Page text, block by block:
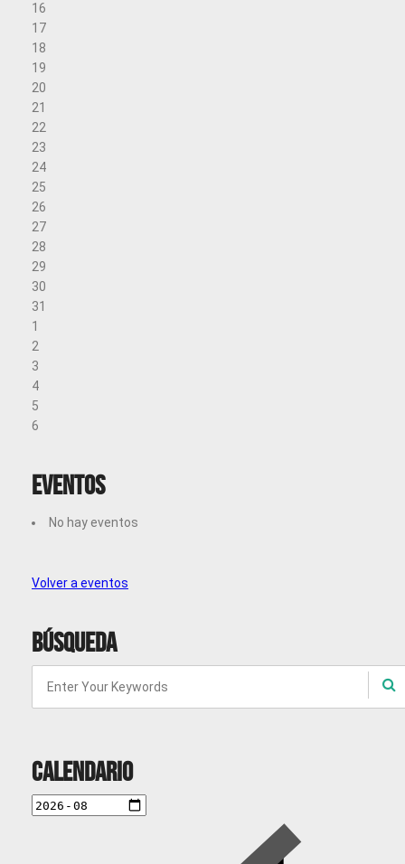
16
17
18
19
20
21
22
23
24
25
26
27
28
29
30
31
1
2
3
4
5
6
Eventos
No hay eventos
Volver a eventos
Búsqueda
Calendario